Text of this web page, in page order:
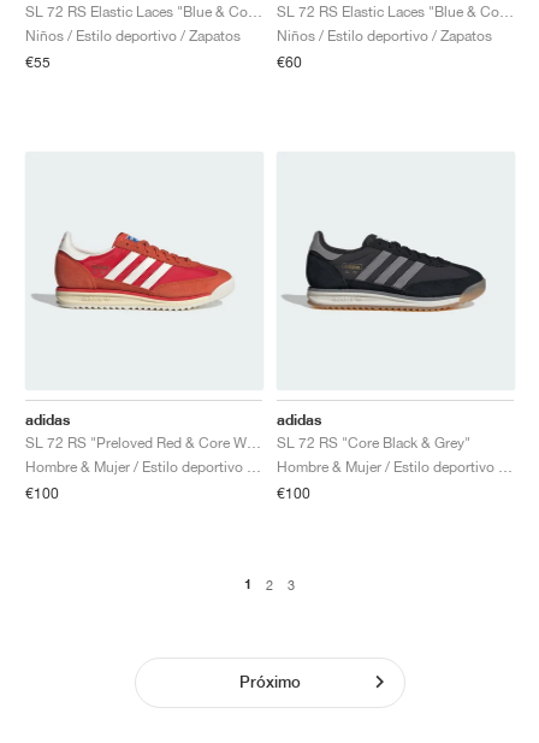
SL 72 RS Elastic Laces "Blue & Core White"
Niños / Estilo deportivo / Zapatos
€55
SL 72 RS Elastic Laces "Blue & Core White"
Niños / Estilo deportivo / Zapatos
€60
adidas
SL 72 RS "Preloved Red & Core White"
Hombre & Mujer / Estilo deportivo / Zapatos
€100
adidas
SL 72 RS "Core Black & Grey"
Hombre & Mujer / Estilo deportivo / Zapatos
€100
1 2 3
Próximo